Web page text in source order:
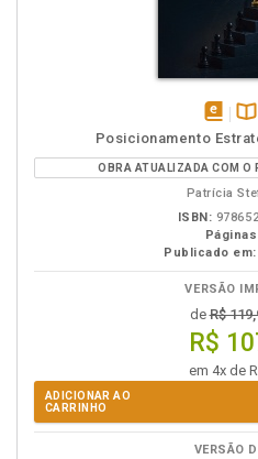
em
eBook
na
B.V.
Posicionamento
OBRA ATUALIZADA COM
Patrícia
ISBN:
Publicado em:
VERSÃO
deR$
R$
em 4x de
ADICIONAR AO
CARRINHO
VERSÃO